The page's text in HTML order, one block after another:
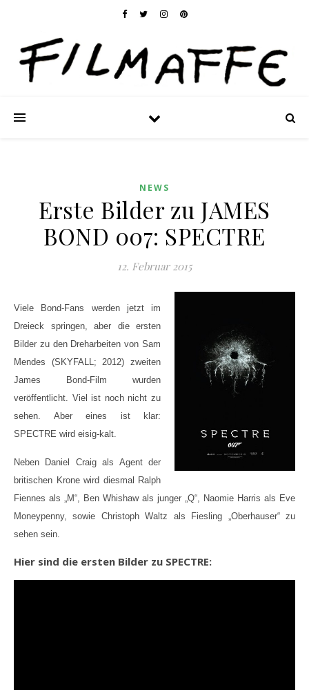
NEWS
Erste Bilder zu JAMES
BOND 007: SPECTRE
12. Februar 2015
Viele Bond-Fans werden jetzt im
Dreieck springen, aber die ersten
Bilder zu den Dreharbeiten von Sam
Mendes (SKYFALL; 2012) zweiten
James Bond-Film wurden
veröffentlicht. Viel ist noch nicht zu
sehen. Aber eines ist klar:
SPECTRE wird eisig-kalt.
Neben Daniel Craig als Agent der
britischen Krone wird diesmal Ralph
Fiennes als „M“, Ben Whishaw als junger „Q“, Naomie Harris als Eve
Moneypenny, sowie Christoph Waltz als Fiesling „Oberhauser“ zu
sehen sein.
Hier sind die ersten Bilder zu SPECTRE: